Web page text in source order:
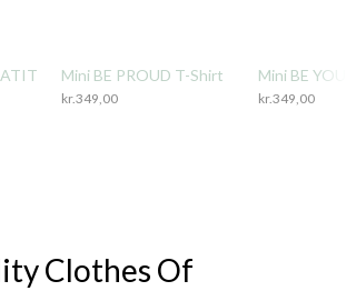
Mini BE PROUD T-Shirt
kr.349,00
Mini BE
kr.349,00
Clothes Of